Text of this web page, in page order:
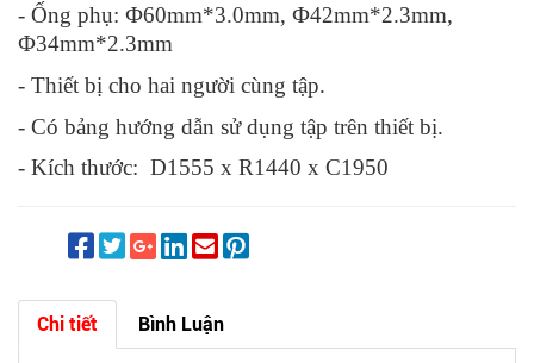
- Ống phụ: Ф60mm*3.0mm, Ф42mm*2.3mm,
Ф34mm*2.3mm
- Thiết bị cho hai người cùng tập.
- Có bảng hướng dẫn sử dụng tập trên thiết bị.
- Kích thước: D1555 x R1440 x C1950
Chi tiết Bình Luận